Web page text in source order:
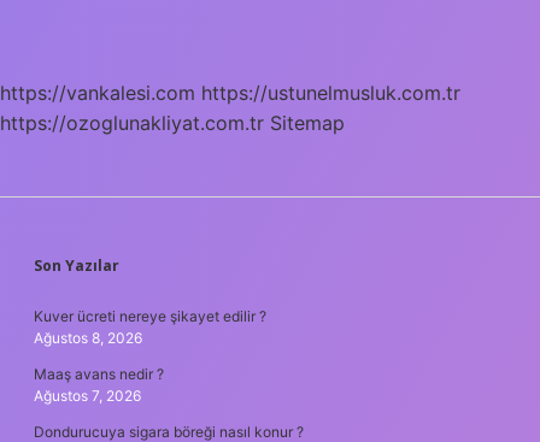
https://vankalesi.com https://ustunelmusluk.com.tr
https://ozoglunakliyat.com.tr Sitemap
SIDEBAR
Son Yazılar
Kuver ücreti nereye şikayet edilir ?
Ağustos 8, 2026
Maaş avans nedir ?
Ağustos 7, 2026
Dondurucuya sigara böreği nasıl konur ?